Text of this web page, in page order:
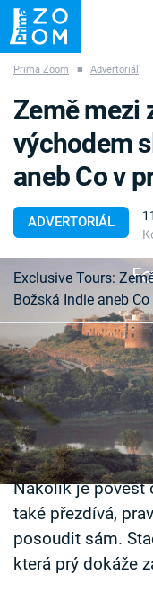
ZÁHADY VETŘELCI
Témata
Témata
Pořady
TV Program
Časopis
Sledujte prima+
Přihlášení
Prima Zoom ■ Advertoriál
ADVERTORIÁL
Země mezi
východem
aneb Co v
Exclusive Tours:
Božská Indie aneb
Kdo se jednou
připravit na
cesta na
o tom, že pobyt v
Miliony lidí sem
Nakolik je pověst
také přezdívá,
posoudit sám.
která prý dokáže